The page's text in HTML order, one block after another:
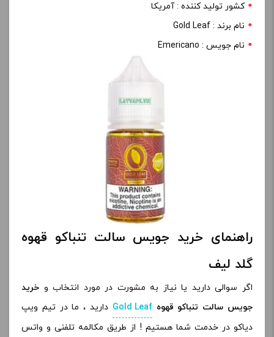
کشور تولید کننده : آمریکا
نام برند : Gold Leaf
نام جویس : Emericano
راهنمای خرید جویس سالت تنباکو قهوه
گلد لیف
اگر سوالی دارید یا نیاز به مشورت در مورد انتخاب و خرید
جویس سالت تنباکو قهوهGold Leaf دارید ، ما در تیم ویپ
دیاکو در خدمت شما هستیم ! از طریق مکالمه تلفنی و واتس